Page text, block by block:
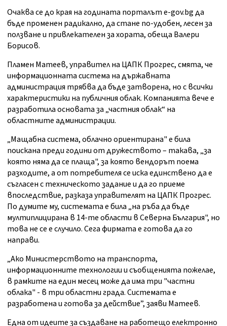
Очаква се до края на годината порталът e-gov.bg да
бъде променен радикално, да стане по-удобен, лесен за
ползване и привлекателен за хората, обеща Валери
Борисов.
Пламен Матеев, управител на ЦАПК Прогрес, смята, че
информационната система на държавната
администрация трябва да бъде затворена, но с всички
характеристики на публичния облак. Компанията вече е
разработила основата за „частния облак“ на
областните администрации.
„Мащабна система, облачно ориентирана" е била
поискана преди години от дружеството – такава, „за
която няма да се плаща", за която вендорът поема
разходите, а от потребителя се иска единствено да е
съгласен с техническото задание и да го приеме
впоследствие, разказа управителят на ЦАПК Прогрес.
По думите му, системата е била „на ръба да бъде
мултиплицирана в 14-те области в Северна България", но
това не се е случило. Сега фирмата е готова да го
направи.
„Ако Министерството на транспорта,
информационните технологии и съобщенията пожелае,
в рамките на един месец може да има три "частни
облака" - в три областни града. Системата е
разработена и готова за действие”, заяви Матеев.
Една от идеите за създаване на работещо електронно